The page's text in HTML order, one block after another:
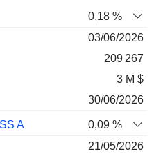
Date de0,18 %
03/06/2026
209 267
3 M $
30/06/2026
A
0,09 %
21/05/2026